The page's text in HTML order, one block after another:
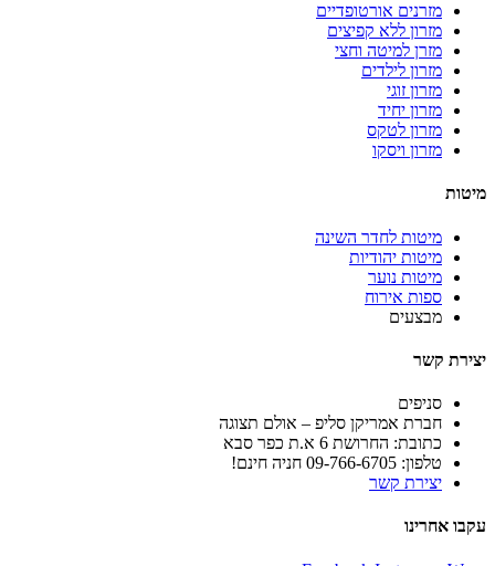
מזרנים אורטופדיים
מזרון ללא קפיצים
מזרן למיטה וחצי
מזרון לילדים
מזרון זוגי
מזרון יחיד
מזרון לטקס
מזרון ויסקו
מיטות
מיטות לחדר השינה
מיטות יהודיות
מיטות נוער
ספות אירוח
מבצעים
יצירת קשר
סניפים
חברת אמריקן סליפ – אולם תצוגה
כתובת: החרושת 6 א.ת כפר סבא
טלפון: 09-766-6705 חניה חינם!
יצירת קשר
עקבו אחרינו